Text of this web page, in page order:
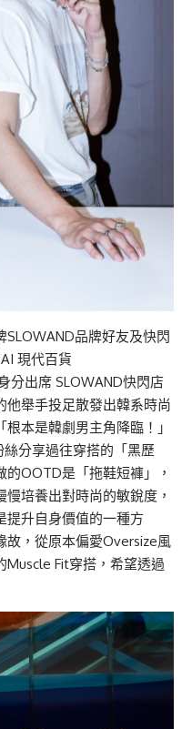
品牌好友及快閃
現代百貨
分出席 SLOWAND快閃店
他舉手投足散發出韓系時尚
本是韓劇男主角降臨！」
分享過往穿搭的「黑歷
OOTD是「拖鞋短褲」，
培養出對時尚的敏銳度，
提升自身價值的一種方
故，從原本偏愛Oversize風
Muscle Fit穿搭，希望透過